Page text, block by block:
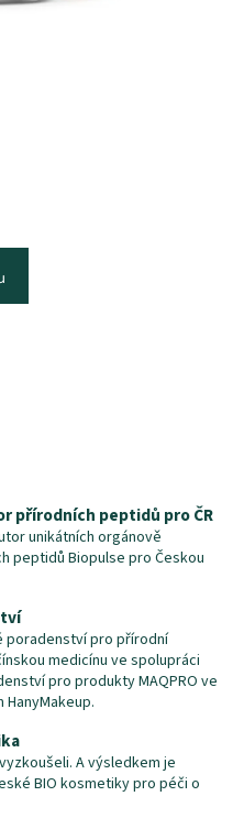
přírodních peptidů pro ČR
unikátních orgánově
peptidů Biopulse pro Českou
poradenství pro přírodní
medicínu ve spolupráci
pro produkty MAQPRO ve
A výsledkem je
BIO kosmetiky pro péči o